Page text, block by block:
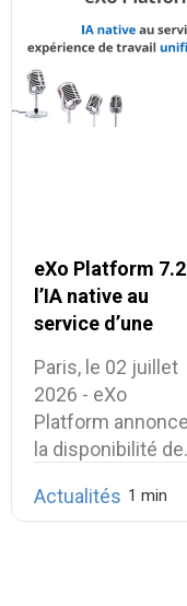
eXo Platform
l’IA native au
service d’une
travail unifiée et
intelligente
Paris, le 02 juillet
2026 - eXo
Platform annonce
la disponibilité
Actualités